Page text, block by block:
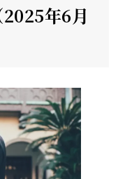
2025年6月